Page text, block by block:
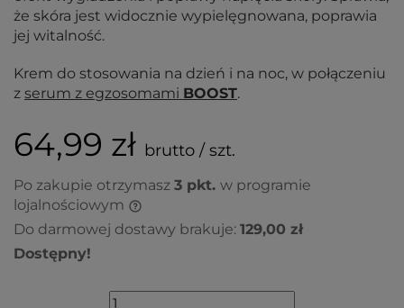
że skóra jest widocznie wypielęgnowana, poprawia
jej witalność.
Krem do stosowania na dzień i na noc, w połączeniu
z serum z egzosomami BOOST.
64,99 zł brutto / szt.
Po zakupie otrzymasz 3 pkt. w programie
lojalnościowym
Do darmowej dostawy brakuje: 129,00 zł
Dostępny!